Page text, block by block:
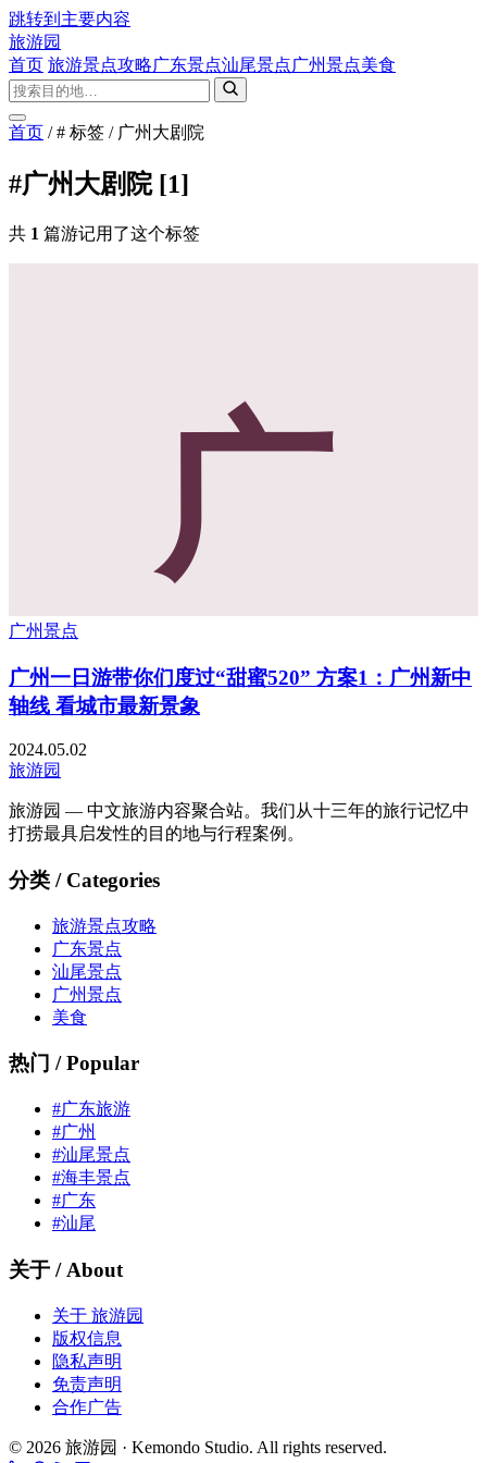
跳转到主要内容
旅游园
首页 旅游景点攻略广东景点汕尾景点广州景点美食
首页 / # 标签 / 广州大剧院
#广州大剧院 [1]
共 1 篇游记用了这个标签
广
广州景点
广州一日游带你们度过“甜蜜520” 方案1：广州新中
轴线 看城市最新景象
2024.05.02
旅游园
旅游园 — 中文旅游内容聚合站。我们从十三年的旅行记忆中
打捞最具启发性的目的地与行程案例。
分类 / Categories
旅游景点攻略
广东景点
汕尾景点
广州景点
美食
热门 / Popular
#广东旅游
#广州
#汕尾景点
#海丰景点
#广东
#汕尾
关于 / About
关于 旅游园
版权信息
隐私声明
免责声明
合作广告
© 2026 旅游园 · Kemondo Studio. All rights reserved.